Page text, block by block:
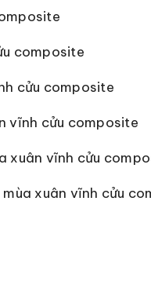
composite
cửu composite
vĩnh cửu composite
xuân vĩnh cửu
xuân vĩnh cửu